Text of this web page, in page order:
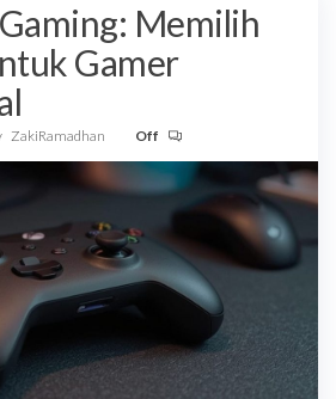
Memilih
Gamer
ZakiRamadhan Off